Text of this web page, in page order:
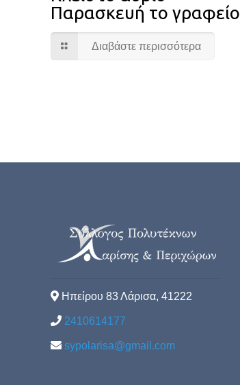
Παρασκευή το γραφείο
Διαβάστε περισσότερα
Ηπείρου 83 Λάρισα, 41222
2410614177
sypolarisa@gmail.com